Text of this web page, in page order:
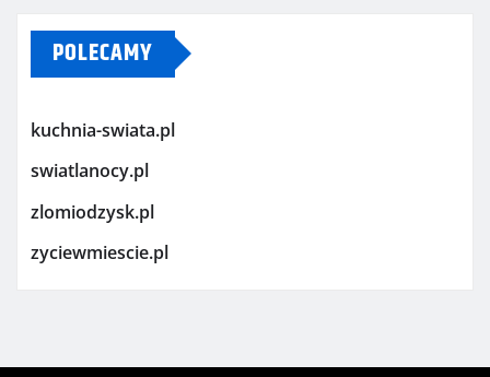
POLECAMY
kuchnia-swiata.pl
swiatlanocy.pl
zlomiodzysk.pl
zyciewmiescie.pl